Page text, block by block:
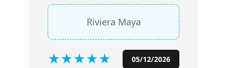
Riviera Maya
★★★★★ 05/12/2026